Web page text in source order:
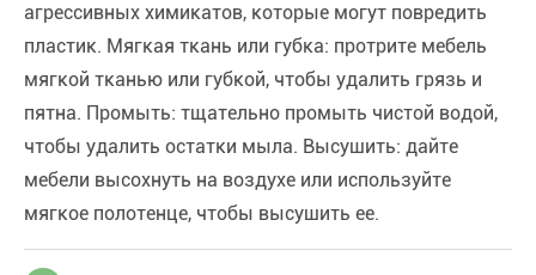
агрессивных химикатов, которые могут повредить
пластик. Мягкая ткань или губка: протрите мебель
мягкой тканью или губкой, чтобы удалить грязь и
пятна. Промыть: тщательно промыть чистой водой,
чтобы удалить остатки мыла. Высушить: дайте
мебели высохнуть на воздухе или используйте
мягкое полотенце, чтобы высушить ее.